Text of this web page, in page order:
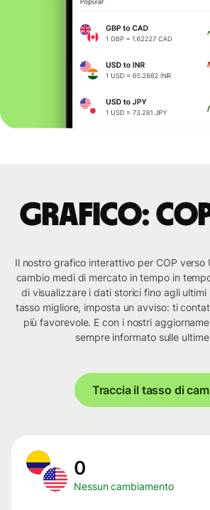
Grafico: COP
Il nostro grafico interattivo per COP verso
cambio medi di mercato in tempo in
di visualizzare i dati storici fino agli ultimi
tasso migliore, imposta un avviso: ti
più favorevole. E con i nostri
sempre informato sulle
Traccia il tasso di
0
Nessun cambiamento